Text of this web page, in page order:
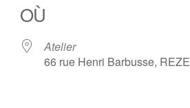
OÙ
Atelier
66 rue Henri Barbusse, REZE